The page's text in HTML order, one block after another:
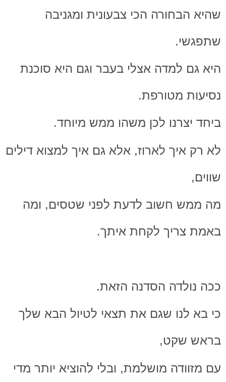
שהיא הבחורה הכי צבעונית ומגניבה
שתפגשי.
היא גם למדה אצלי בעבר וגם היא סוכנת
נסיעות מטורפת.
ביחד יצרנו לכן משהו ממש מיוחד.
לא רק איך לארוז, אלא גם איך למצוא דילים
שווים,
מה ממש חשוב לדעת לפני שטסים, ומה
באמת צריך לקחת איתך.
ככה נולדה הסדנה הזאת.
כי בא לנו שגם את תצאי לטיול הבא שלך
בראש שקט,
עם מזוודה מושלמת, ובלי להוציא יותר מדי